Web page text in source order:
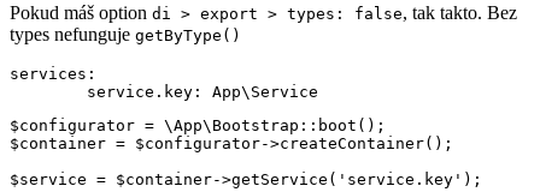
Pokud máš option di > export > types: false, tak takto. Bez
types nefunguje getByType()
services:
$configurator = \App\Bootstrap::boot();
$container = $configurator->createContainer();